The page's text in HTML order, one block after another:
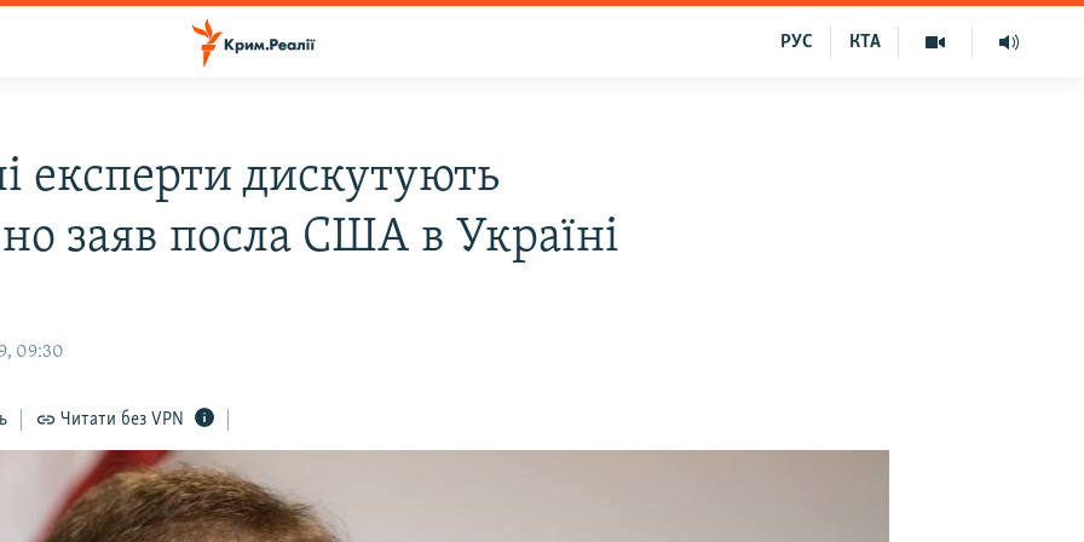
КТА
РУС
експерти дискутують
заяв посла США в Україні
09:30
Читати без VPN